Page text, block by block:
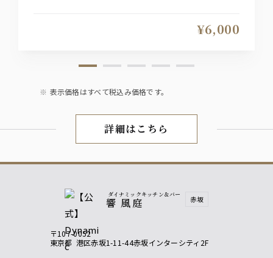
¥6,000
表示価格はすべて税込み価格です。
パーティ×貸切
詳細はこちら
ダイナミックキッチン＆バー
響 風庭 赤坂
〒107-0052
東京都 港区赤坂1-11-44赤坂インターシティ2F